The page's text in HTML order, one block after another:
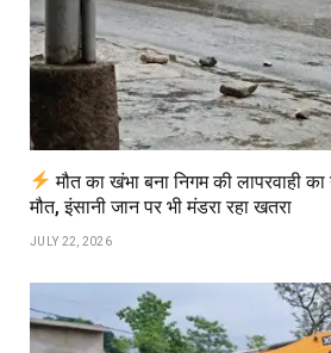
मौत का खंभा बना निगम की लापरवाही
मौत, इंसानी जान पर भी मंडरा रहा खतरा
JULY 22, 2026